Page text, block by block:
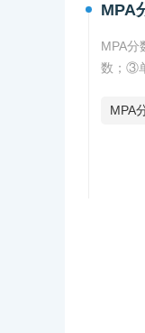
MPA
MPA
数；③
MPA